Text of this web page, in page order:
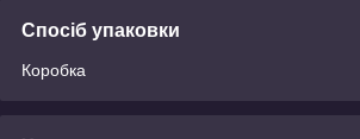
Спосіб упаковки
Коробка